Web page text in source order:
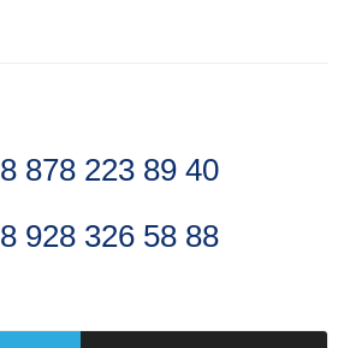
8 878 223 89 40
8 928 326 58 88